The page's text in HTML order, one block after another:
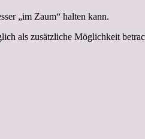
„im Zaum“ halten kann.
als zusätzliche Möglichkeit